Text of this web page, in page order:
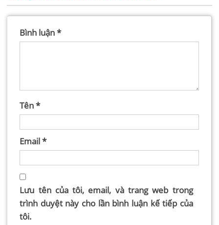
Bình luận*
Tên*
Email*
Lưu tên của tôi, email, và trang web trong
trình duyệt này cho lần bình luận kế tiếp của
tôi.